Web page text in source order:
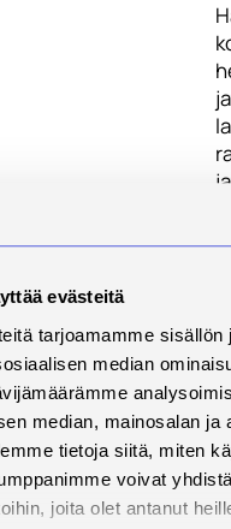
evästeitä
tarjoamamme sisällön
median
median, mainosalan ja
tietoja siitä, miten
voivat
joita olet antanut